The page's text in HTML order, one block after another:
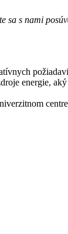
sa s nami
energie,